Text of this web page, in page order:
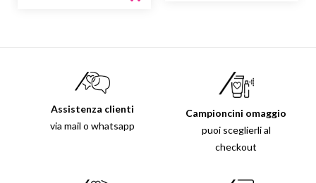
Assistenza clienti
via mail o whatsapp
Campioncini omaggio
puoi sceglierli al
checkout